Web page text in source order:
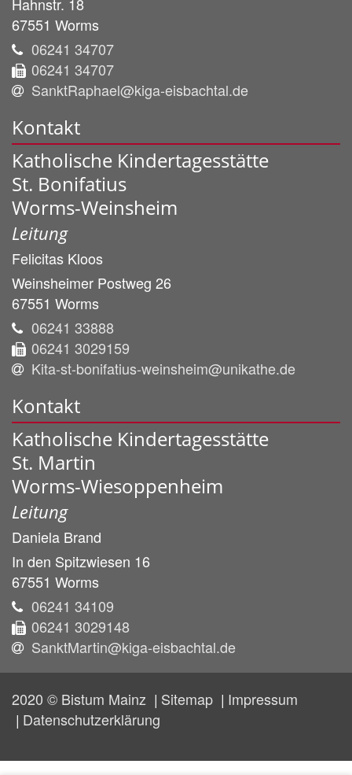
Hahnstr. 18
67551 Worms
06241 34707
06241 34707
SanktRaphael@kiga-eisbachtal.de
Kontakt
Katholische Kindertagesstätte
St. Bonifatius
Worms-Weinsheim
Leitung
Felicitas Kloos
Weinsheimer Postweg 26
67551 Worms
06241 33888
06241 3029159
Kita-st-bonifatius-weinsheim@unikathe.de
Kontakt
Katholische Kindertagesstätte
St. Martin
Worms-Wiesoppenheim
Leitung
Daniela Brand
In den Spitzwiesen 16
67551 Worms
06241 34109
06241 3029148
SanktMartin@kiga-eisbachtal.de
2020 © Bistum Mainz Sitemap
Impressum
Datenschutzerklärung